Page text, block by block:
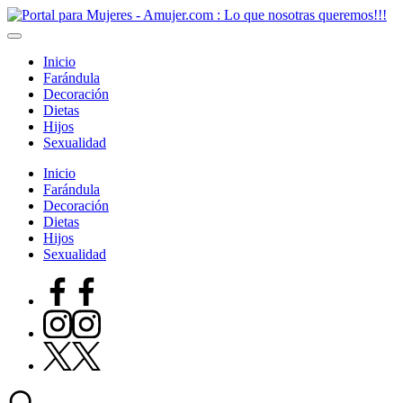
Saltar
al
Inicio
Farándula
Decoración
Dietas
Hijos
Sexualidad
Inicio
Farándula
Decoración
Dietas
Hijos
Sexualidad
Facebook
instagram
Twitter